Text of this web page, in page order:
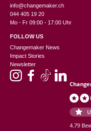
info@changemaker.ch
044 405 19 20
Mo - Fr 09:00 - 17:00 Uhr
FOLLOW US
Changemaker News
Impact Stories
Newsletter
4.79